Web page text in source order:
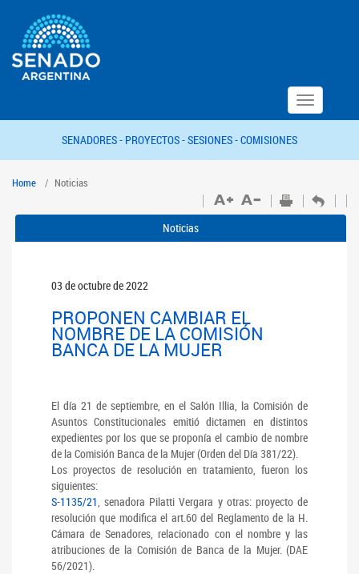
Toggle
navigation
SENADORES - PROYECTOS -SESIONES -COMISIONES
Home Noticias
Noticias
03 de octubre de 2022
PROPONEN CAMBIAR EL
NOMBRE DE LA COMISIÓN
BANCA DE LA MUJER
El día 21 de septiembre, en el Salón Illia, la Comisión de
Asuntos Constitucionales emitió dictamen en distintos
expedientes por los que se proponía el cambio de nombre
de la Comisión Banca de la Mujer (Orden del Día 381/22).
Los proyectos de resolución en tratamiento, fueron los
siguientes:
S-1135/21, senadora Pilatti Vergara y otras: proyecto de
resolución que modifica el art.60 del Reglamento de la H.
Cámara de Senadores, relacionado con el nombre y las
atribuciones de la Comisión de Banca de la Mujer. (DAE
56/2021).